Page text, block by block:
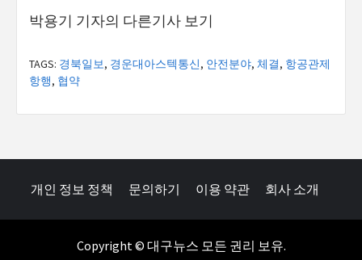
박용기 기자의 다른기사 보기
TAGS: 경북일보, 경운대아스텍통신, 안전분야, 체결, 항공관제
항행, 협약
개인 정보 정책 문의하기 이용 약관 회사 소개
Copyright © 대구뉴스 모든 권리 보유.